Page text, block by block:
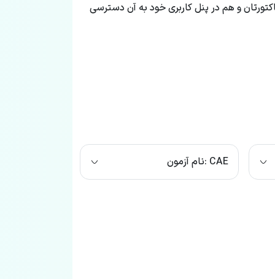
و هم در پنل کاربری خود به آن دسترسی
نام آزمون: CAE